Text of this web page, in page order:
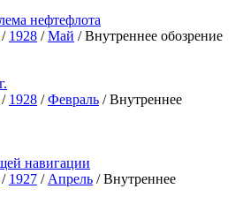
нефтефлота
/ 1928 /Май / Внутреннее обозрение
/ 1928 /Февраль / Внутреннее
навигации
/ 1927 / Апрель / Внутреннее